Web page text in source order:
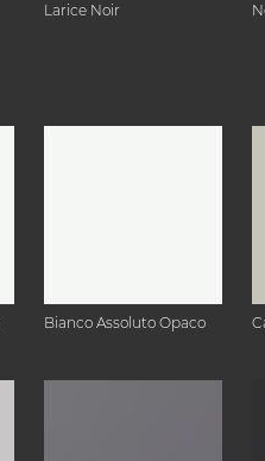
Larice Noir
Bianco Assoluto Opaco